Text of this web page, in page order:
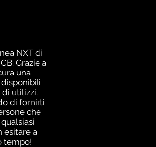
NXT di
Grazie a
una
di utilizzi.
di fornirti
che
esitare a
tempo!